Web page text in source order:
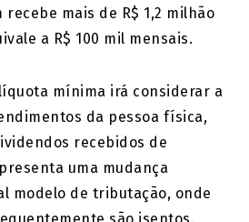
mais de R$ 1,2 milhão
a R$ 100 mil mensais.
mínima irá considerar a
da pessoa física,
recebidos de
uma mudança
modelo de tributação, onde